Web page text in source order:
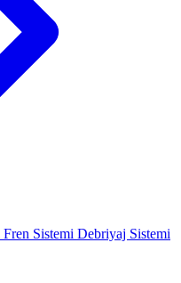
Fren Sistemi Debriyaj Sistemi